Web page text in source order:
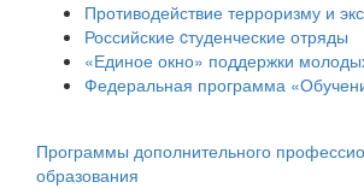
Противодействие терроризму и
Российские cтуденческие отряды
«Единое окно» поддержки
Федеральная программа
Программы дополнительного
образования